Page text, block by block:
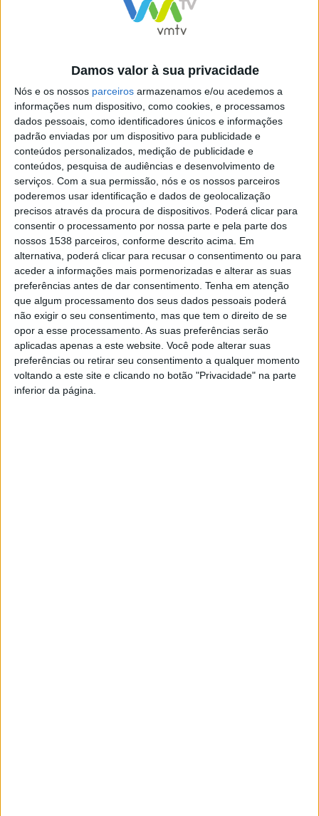
Damos valor à sua privacidade
Nós e os nossos parceiros armazenamos e/ou acedemos a
informações num dispositivo, como cookies, e processamos
dados pessoais, como identificadores únicos e informações
padrão enviadas por um dispositivo para publicidade e
conteúdos personalizados, medição de publicidade e
conteúdos, pesquisa de audiências e desenvolvimento de
serviços. Com a sua permissão, nós e os nossos parceiros
poderemos usar identificação e dados de geolocalização
precisos através da procura de dispositivos. Poderá clicar para
consentir o processamento por nossa parte e pela parte dos
nossos 1538 parceiros, conforme descrito acima. Em
alternativa, poderá clicar para recusar o consentimento ou para
aceder a informações mais pormenorizadas e alterar as suas
preferências antes de dar consentimento. Tenha em atenção
que algum processamento dos seus dados pessoais poderá
não exigir o seu consentimento, mas que tem o direito de se
opor a esse processamento. As suas preferências serão
aplicadas apenas a este website. Você pode alterar suas
preferências ou retirar seu consentimento a qualquer momento
voltando a este site e clicando no botão "Privacidade" na parte
inferior da página.
que chegam a demorar 2 anos a fazer.
António Costa (PS) Decisão 22 – 6 de janeiro
Curioso que no COVID ninguém reclama de serem os
privados a fazerem a quase totalidade dos testes
COVID. E pelos vistos o povo não se queixa.
A esquerda fala da Segurança Social e da sua
manutenção como hoje se encontra para garantir o
pagamento de pensões de reforma, como se hoje a